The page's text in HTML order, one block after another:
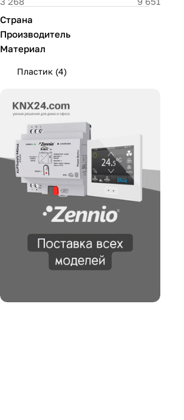
Страна
Производитель
Материал
Пластик (4)